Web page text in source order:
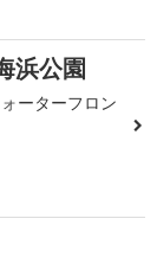
浜公園
ーターフロン